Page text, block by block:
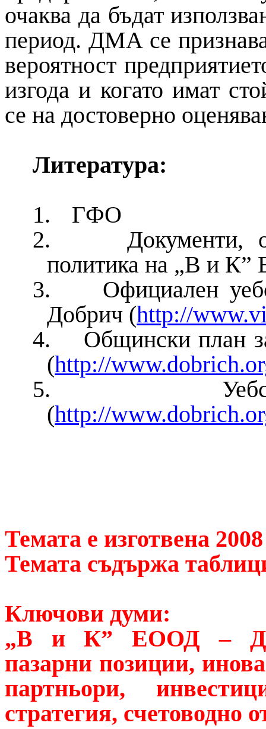
очаква да бъдат
период. ДМА се
вероятност
изгода и когато имат
се на достоверно
Литература:
1.
ГФО
2.
Документи,
политика на „В и
3.
Официален
Добрич (http://
4.
Общински план
(http://
5.
(http://
Темата е изготвена 2008
Темата съдържа
Ключови думи:
„В и К” ЕООД –
пазарни позиции,
партньори,
стратегия, счетоводно